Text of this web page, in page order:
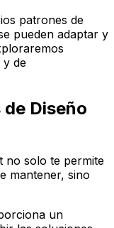
patrones de
pueden adaptar y
y de
Diseño
no solo te permite
mantener, sino
un